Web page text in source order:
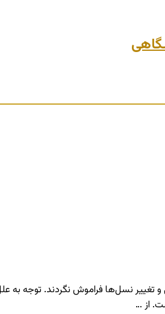
تغییر نسل‌ها فراموش نگردند. توجه به
از …